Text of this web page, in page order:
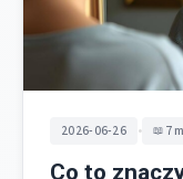
2026-06-26 • 7
Co to